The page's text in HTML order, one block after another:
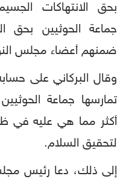
بحق الانتهاكات
جماعة الحوثيين بحق
ضمنهم أعضاء مجلس
وقال البركاني على
تمارسها جماعة
أكثر مما هي عليه في
لتحقيق السلام.
إلى ذلك، دعا رئيس